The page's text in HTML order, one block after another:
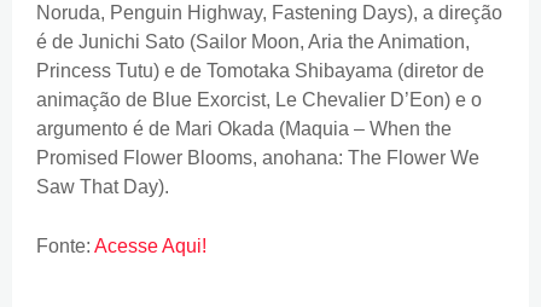
Noruda, Penguin Highway, Fastening Days), a direção
é de Junichi Sato (Sailor Moon, Aria the Animation,
Princess Tutu) e de Tomotaka Shibayama (diretor de
animação de Blue Exorcist, Le Chevalier D’Eon) e o
argumento é de Mari Okada (Maquia – When the
Promised Flower Blooms, anohana: The Flower We
Saw That Day).
Fonte: Acesse Aqui!